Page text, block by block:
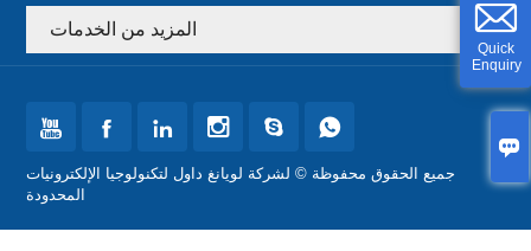

Quick
Enquiry
المزيد من الخدمات
     
جميع الحقوق محفوظة © لشركة لويانغ داول لتكنولوجيا الإلكترونيات
المحدودة